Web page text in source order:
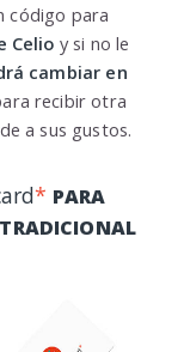
código para
Celio y si no le
cambiar en
recibir otra
a sus gustos.
* PARA